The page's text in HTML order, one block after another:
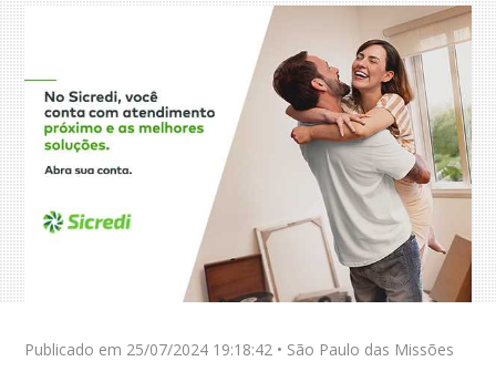
Publicado em 25/07/2024 19:18:42 • São Paulo das Missões